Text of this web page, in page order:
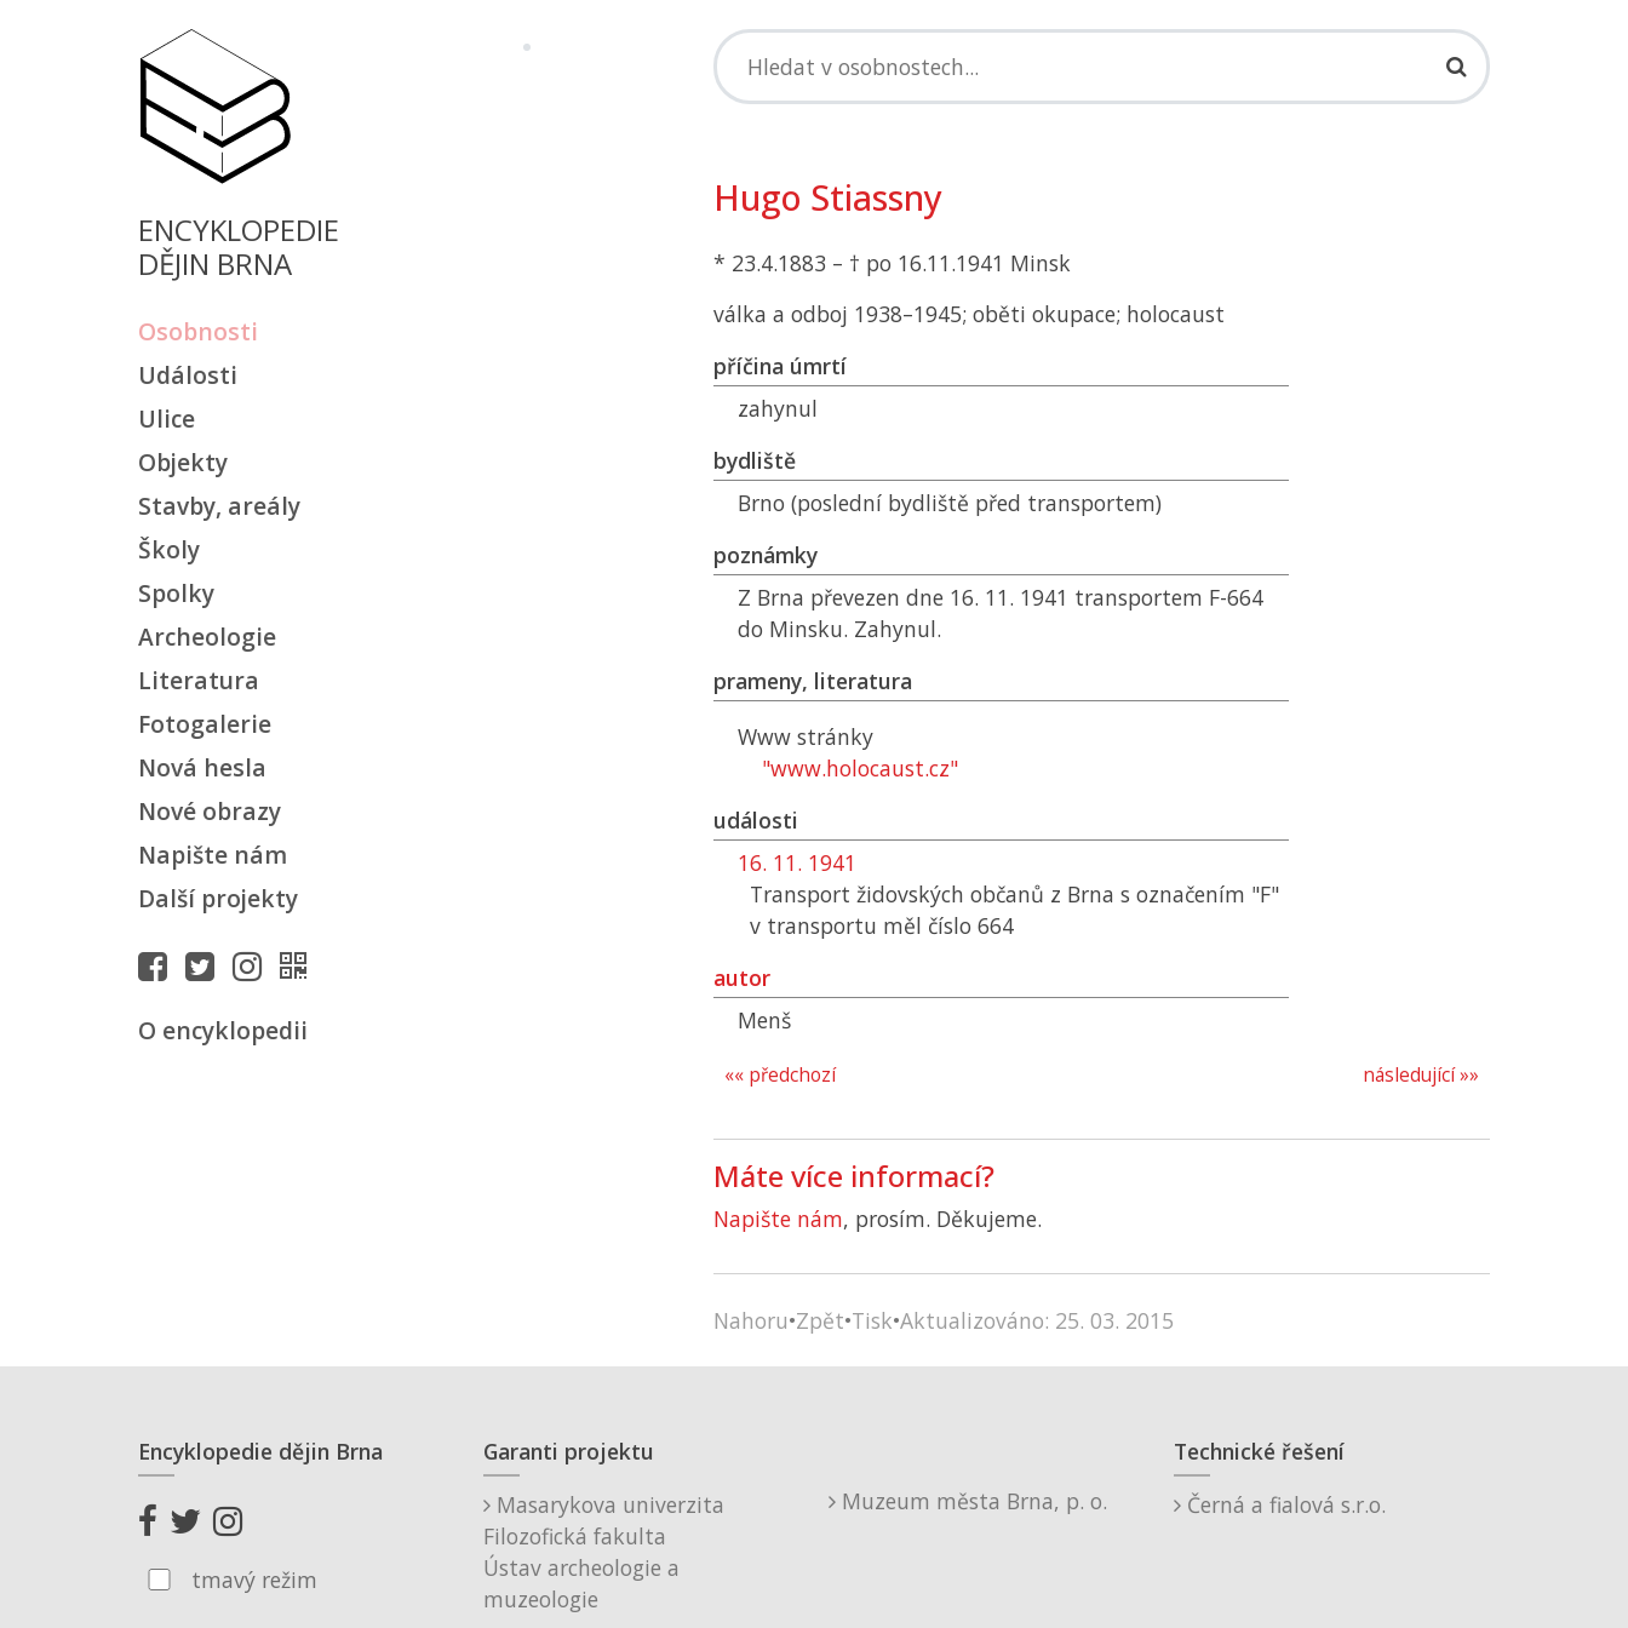
ENCYKLOPEDIE
DĚJIN BRNA
Osobnosti
Události
Ulice
Objekty
Stavby, areály
Školy
Spolky
Archeologie
Literatura
Fotogalerie
Nová hesla
Nové obrazy
Napište nám
Další projekty
O encyklopedii
Hugo Stiassny
* 23.4.1883 – † po 16.11.1941 Minsk
válka a odboj 1938–1945; oběti okupace; holocaust
příčina úmrtí
zahynul
bydliště
Brno (poslední bydliště před transportem)
poznámky
Z Brna převezen dne 16. 11. 1941 transportem F-664
do Minsku. Zahynul.
prameny, literatura
Www stránky
"www.holocaust.cz"
události
16. 11. 1941
Transport židovských občanů z Brna s označením "F"
v transportu měl číslo 664
autor
Menš
následující »»
«« předchozí
Máte více informací?
Napište nám, prosím. Děkujeme.
Nahoru•Zpět•Tisk•Aktualizováno: 25. 03. 2015
Encyklopedie dějin Brna
tmavý režim
Garanti projektu
Masarykova univerzita
Filozofická fakulta
Ústav archeologie a
muzeologie
Muzeum města Brna, p. o.
Technické řešení
Černá a fialová s.r.o.